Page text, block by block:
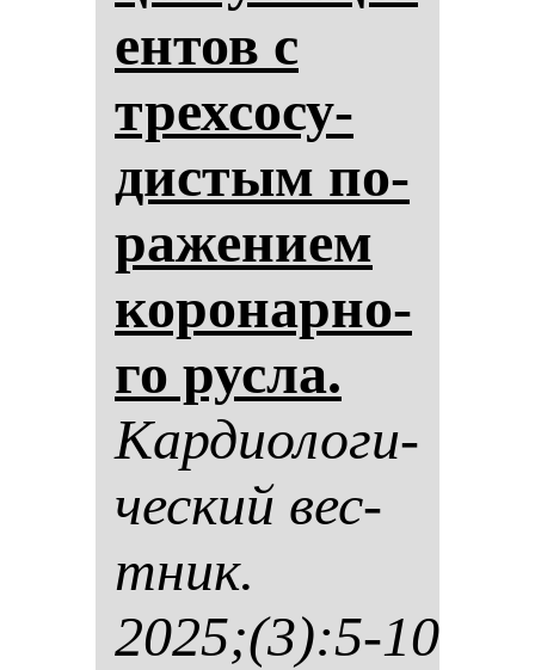
ен­тов с
трех­со­су­
дис­тым по­
ра­же­ни­ем
ко­ро­нар­но­
го рус­ла.
Кар­ди­оло­ги­
чес­кий вес­
тник.
2025;(3):5-10